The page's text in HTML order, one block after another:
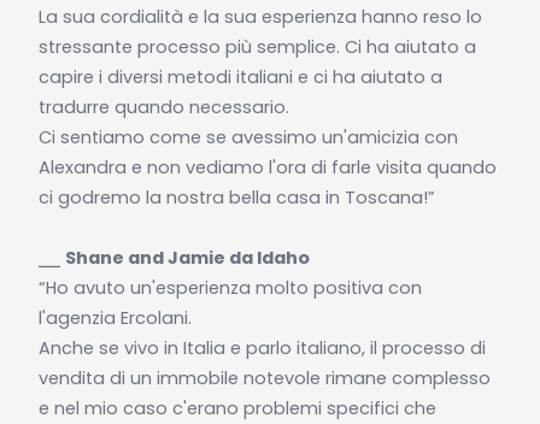
La sua cordialità e la sua esperienza hanno reso lo
stressante processo più semplice. Ci ha aiutato a
capire i diversi metodi italiani e ci ha aiutato a
tradurre quando necessario.
Ci sentiamo come se avessimo un'amicizia con
Alexandra e non vediamo l'ora di farle visita quando
ci godremo la nostra bella casa in Toscana!”
Shane and Jamie da Idaho
“Ho avuto un'esperienza molto positiva con
l'agenzia Ercolani.
Anche se vivo in Italia e parlo italiano, il processo di
vendita di un immobile notevole rimane complesso
e nel mio caso c'erano problemi specifici che